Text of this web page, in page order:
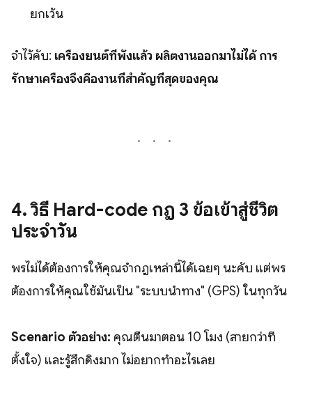
ยกเว้น
จำไว้คับ: เครื่องยนต์ที่พังแล้ว ผลิตงานออกมาไม่ได้ การ
รักษาเครื่องจึงคืองานที่สำคัญที่สุดของคุณ
4. วิธี Hard-code กฎ 3 ข้อเข้าสู่ชีวิต
ประจำวัน
พรไม่ได้ต้องการให้คุณจำกฎเหล่านี้ได้เฉยๆ นะคับ แต่พร
ต้องการให้คุณใช้มันเป็น "ระบบนำทาง" (GPS) ในทุกวัน
Scenario ตัวอย่าง: คุณตื่นมาตอน 10 โมง (สายกว่าที่
ตั้งใจ) และรู้สึกดิ่งมาก ไม่อยากทำอะไรเลย